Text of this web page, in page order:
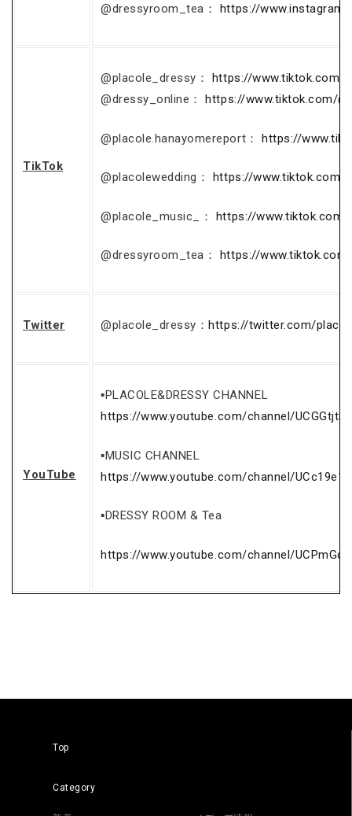
@dressyroom_tea： https://
TikTok
@placole_dressy： https://www.tiktok.com/
@dressy_online：https://www.tiktok.com/
@placole.hanayomereport：https://
@placolewedding： https://www.tiktok.com/
@placole_music_： https://www.tiktok.com/
@dressyroom_tea： https://
Twitter @placole_dressy：https://twitter.com/
YouTube
▪PLACOLE&DRESSY CHANNEL
https://www.youtube.com/channel/
▪MUSIC CHANNEL
https://www.youtube.com/channel/
▪DRESSY ROOM & Tea
https://www.youtube.com/channel/
Top
Category